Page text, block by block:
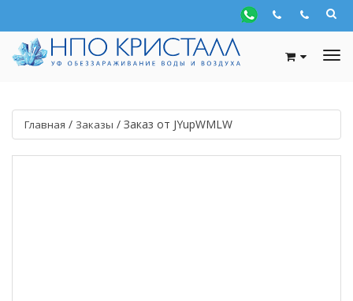
Главная / Заказы / Заказ от JYupWMLW